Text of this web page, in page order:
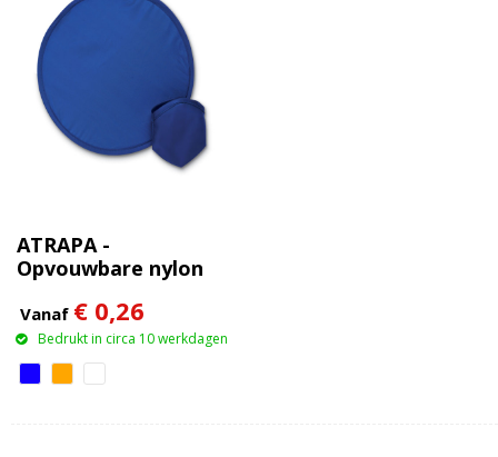
ATRAPA -
Opvouwbare nylon
Vanaf € 0,26
Bedrukt in circa 10 werkdagen